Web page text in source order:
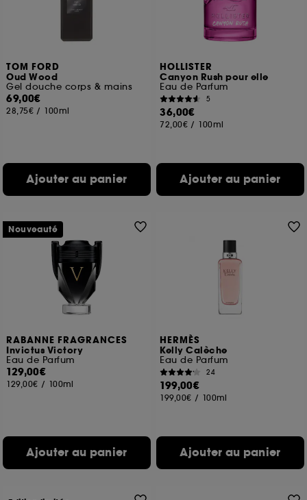
TOM FORD
Oud Wood
Gel douche corps & mains
69,00€
28,75€ / 100ml
Ajouter au panier
HOLLISTER
Canyon Rush pour elle
Eau de Parfum
5
36,00€
72,00€ / 100ml
Ajouter au panier
RABANNE FRAGRANCES
Invictus Victory
Eau de Parfum
129,00€
129,00€ / 100ml
Ajouter au panier
Nouveauté
HERMÈS
Kelly Calèche
Eau de Parfum
24
199,00€
199,00€ / 100ml
Ajouter au panier